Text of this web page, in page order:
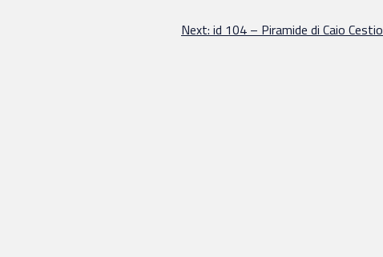
Next: id 104 – Piramide di Caio Cestio